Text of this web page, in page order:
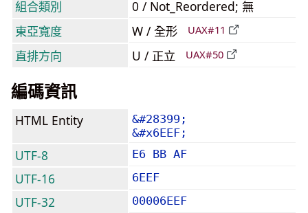
組合類別
0 / Not_Reordered; 無
東亞寬度
W / 全形 UAX#11
直排方向 U / 正立 UAX#50
編碼資訊
HTML Entity
&#28399;
&#x6EEF;
UTF-8 E6 BB AF
UTF-16 6EEF
UTF-32 00006EEF